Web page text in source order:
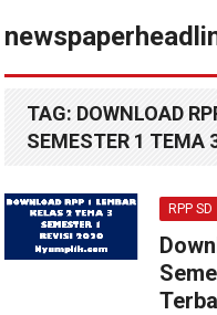
TAG: DOWNLOAD
SEMESTER 1 TEMA
RPP SD